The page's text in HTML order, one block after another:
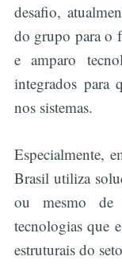
desafio,
do grupo para o
e amparo
integrados para
nos sistemas.
Especialmente,
Brasil utiliza
ou mesmo de
tecnologias que
estruturais do